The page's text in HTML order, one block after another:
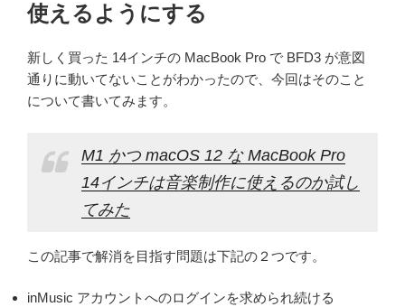
使えるようにする
新しく買った 14インチの MacBook Pro で BFD3 が意図
通りに動いてないことがわかったので、今回はそのこと
について書いてみます。
M1 かつ macOS 12 な MacBook Pro
14インチは音楽制作に使えるのか試し
てみた
この記事で解消を目指す問題は下記の２つです。
inMusic アカウントへのログインを求められ続ける